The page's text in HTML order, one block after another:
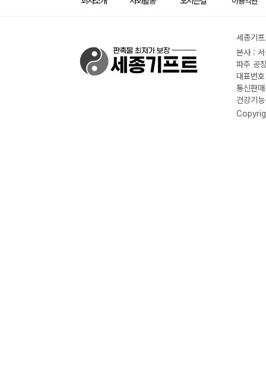
세종기
본사 :
파주 공
대표번
통신판
건강기